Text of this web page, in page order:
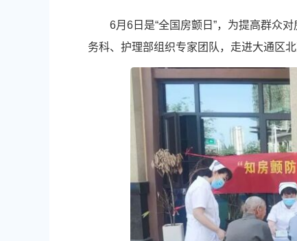
6月6日是“全国房颤日”，为提高群众
务科、护理部组织专家团队，走进大通区